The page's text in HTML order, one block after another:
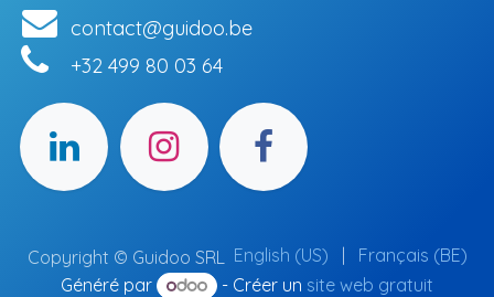
contact@guidoo.be
+32 499 80 03 64
Copyright © Guidoo SRL English (US) |
Français (BE)
Généré par
- Créer un site web gratuit